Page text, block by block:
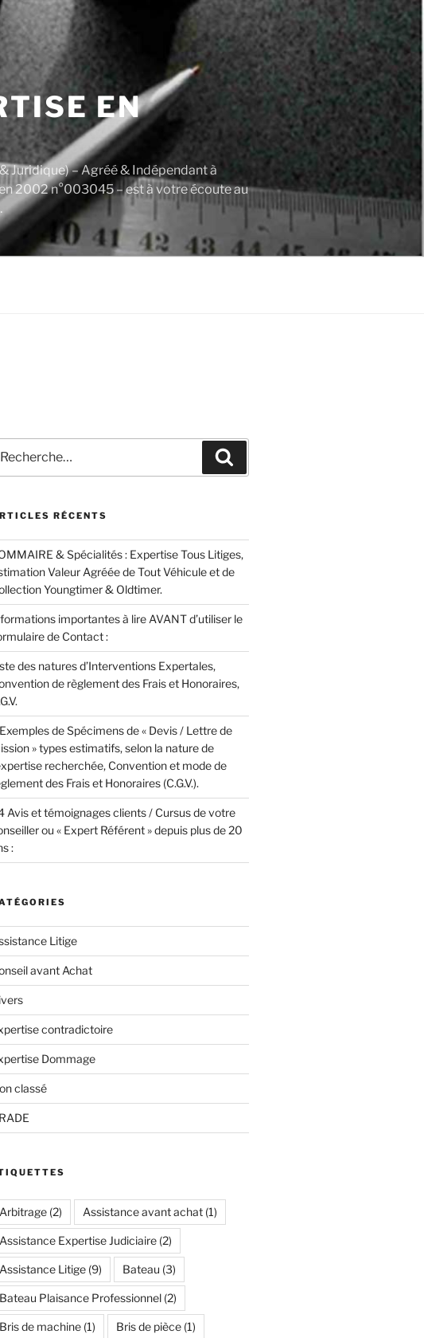
EN
Juridique) – Agréé & Indépendant à
2002 n°003045 – est à votre écoute au
RÉCENTS
& Spécialités : Expertise Tous Litiges,
Valeur Agréée de Tout Véhicule et de
Youngtimer & Oldtimer.
importantes à lire AVANT d’utiliser le
de Contact :
des natures d’Interventions Expertales,
de règlement des Frais et Honoraires,
de Spécimens de « Devis / Lettre de
» types estimatifs, selon la nature de
recherchée, Convention et mode de
des Frais et Honoraires (C.G.V.).
Avis et témoignages clients / Cursus de votre
ou « Expert Référent » depuis plus de 20
:
Litige
avant Achat
contradictoire
Dommage
classé
Arbitrage(2) Assistance avant achat(1)
Assistance Expertise Judiciaire(2)
Assistance Litige(9) Bateau (3)
Bateau Plaisance Professionnel(2)
Bris de machine(1) Bris de pièce(1)